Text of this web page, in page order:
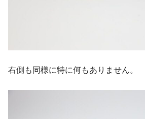
右側も同様に特に何もありません。